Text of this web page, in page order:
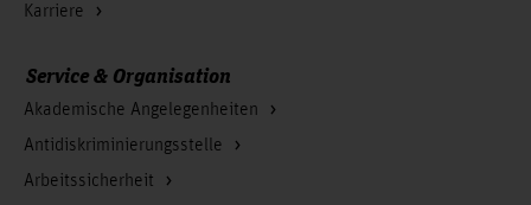
Karriere
Service & Organisation
Akademische Angelegenheiten
Antidiskriminierungsstelle
Arbeitssicherheit